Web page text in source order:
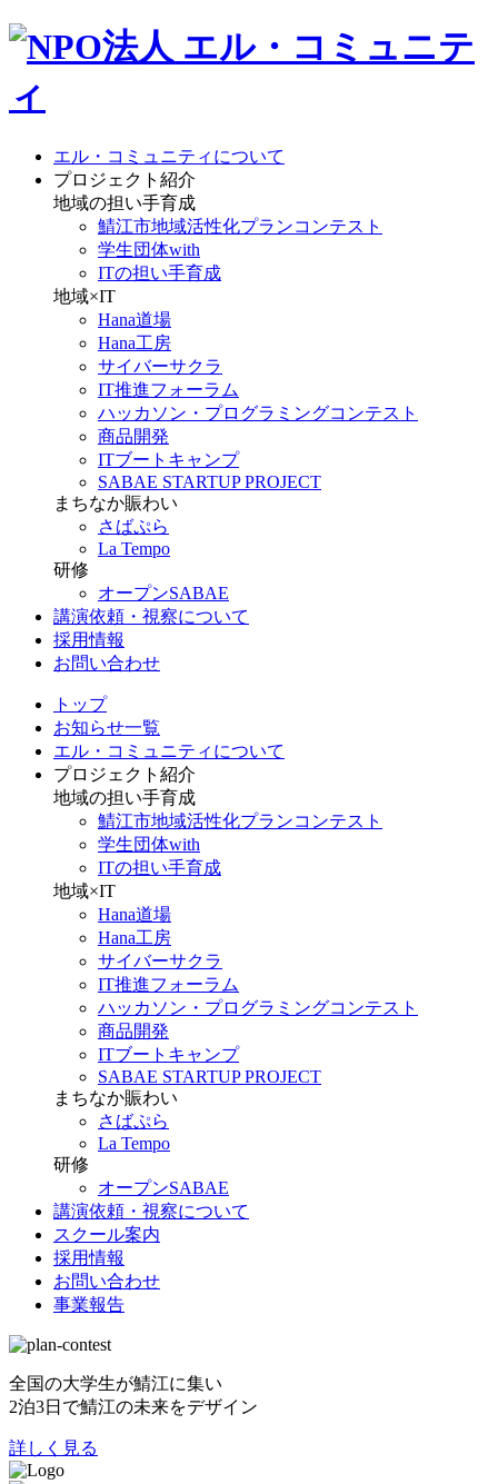
エル・コミュニティについて
プロジェクト紹介
地域の担い手育成
鯖江市地域活性化プランコンテスト
学生団体with
ITの担い手育成
地域×IT
Hana道場
Hana工房
サイバーサクラ
IT推進フォーラム
ハッカソン・プログラミングコンテスト
商品開発
ITブートキャンプ
SABAE STARTUP PROJECT
まちなか賑わい
さばぷら
La Tempo
研修
オープンSABAE
講演依頼・視察について
採用情報
お問い合わせ
トップ
お知らせ一覧
エル・コミュニティについて
プロジェクト紹介
地域の担い手育成
鯖江市地域活性化プランコンテスト
学生団体with
ITの担い手育成
地域×IT
Hana道場
Hana工房
サイバーサクラ
IT推進フォーラム
ハッカソン・プログラミングコンテスト
商品開発
ITブートキャンプ
SABAE STARTUP PROJECT
まちなか賑わい
さばぷら
La Tempo
研修
オープンSABAE
講演依頼・視察について
スクール案内
採用情報
お問い合わせ
事業報告
全国の大学生が鯖江に集い
2泊3日で鯖江の未来をデザイン
詳しく見る